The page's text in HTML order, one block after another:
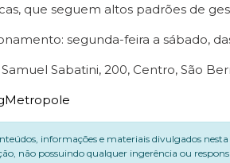
que seguem altos padrões de
segunda-feira a sábado,
Sabatini, 200, Centro, São
informações e materiais divulgados
não possuindo qualquer ingerência ou